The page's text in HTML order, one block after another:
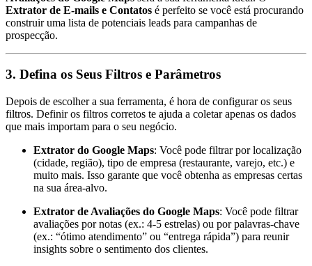
Extrator de E-mails e Contatos é perfeito se você está procurando
construir uma lista de potenciais leads para campanhas de
prospecção.
3. Defina os Seus Filtros e Parâmetros
Depois de escolher a sua ferramenta, é hora de configurar os seus
filtros. Definir os filtros corretos te ajuda a coletar apenas os dados
que mais importam para o seu negócio.
Extrator do Google Maps: Você pode filtrar por localização
(cidade, região), tipo de empresa (restaurante, varejo, etc.) e
muito mais. Isso garante que você obtenha as empresas certas
na sua área-alvo.
Extrator de Avaliações do Google Maps: Você pode filtrar
avaliações por notas (ex.: 4-5 estrelas) ou por palavras-chave
(ex.: “ótimo atendimento” ou “entrega rápida”) para reunir
insights sobre o sentimento dos clientes.